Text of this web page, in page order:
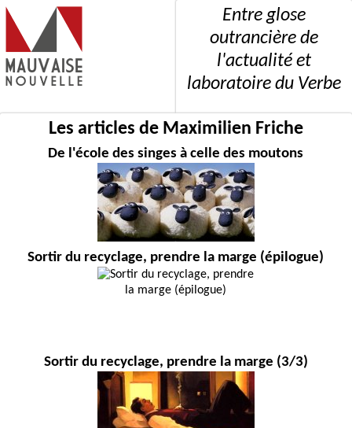
Entre glose
outrancière de
l'actualité et
laboratoire du Verbe
Les articles de Maximilien Friche
De l'école des singes à celle des moutons
Sortir du recyclage, prendre la marge (épilogue)
Sortir du recyclage, prendre la marge (3/3)